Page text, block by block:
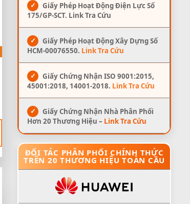
✓
Giấy Phép Hoạt Động Điện Lực Số
175/GP-SCT. Link Tra Cứu
✓
Giấy Phép Hoạt Động Xây Dựng Số
HCM-00076550. Link Tra Cứu
✓
Giấy Chứng Nhận ISO 9001:2015,
45001:2018, 14001-2018. Link Tra Cứu
✓
Giấy Chứng Nhận Nhà Phân Phối
Hơn 20 Thương Hiệu – Link Tra Cứu
ĐỐI TÁC PHÂN PHỐI CHÍNH THỨC
TRÊN 20 THƯƠNG HIỆU TOÀN CẦU